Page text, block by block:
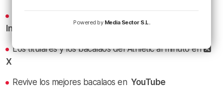
Instagram
Los titulares y los bacalaos del Athletic al minuto en
X
Revive los mejores bacalaos en YouTube
Powered by Media Sector S.L.